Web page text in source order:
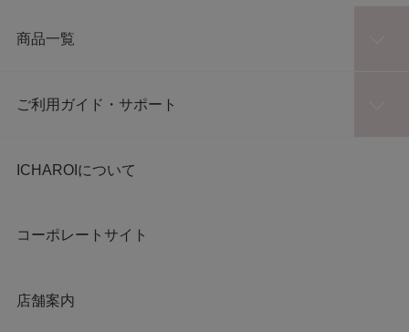
商品一覧
ご利用ガイド・サポート
ICHAROIについて
コーポレートサイト
店舗案内